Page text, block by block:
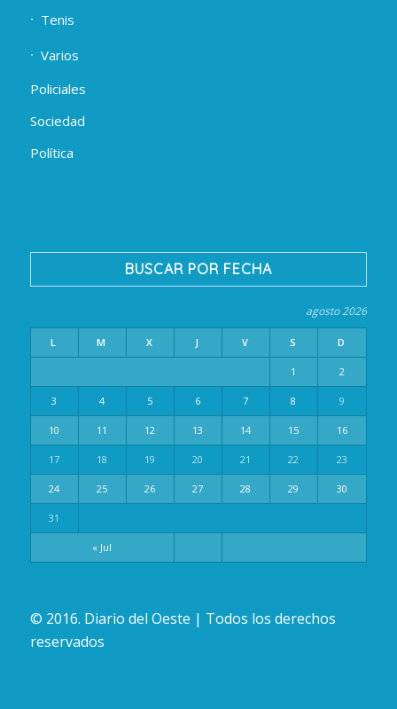
Tenis
Varios
Policiales
Sociedad
Política
BUSCAR POR FECHA
agosto 2026
L M X J V S D
« Jul
1 2
3 4 5 6 7 8 9
10 11 12 13 14 15 16
17 18 19 20 21 22 23
24 25 26 27 28 29 30
31
© 2016. Diario del Oeste | Todos los derechos
reservados